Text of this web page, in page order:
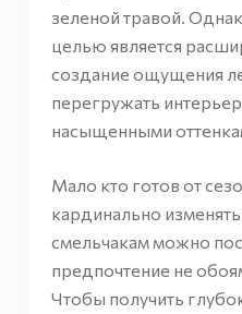
зеленой травой.
целью является
создание ощущения
перегружать
насыщенными
Мало кто готов от
кардинально
смельчакам можно
предпочтение не
Чтобы получить